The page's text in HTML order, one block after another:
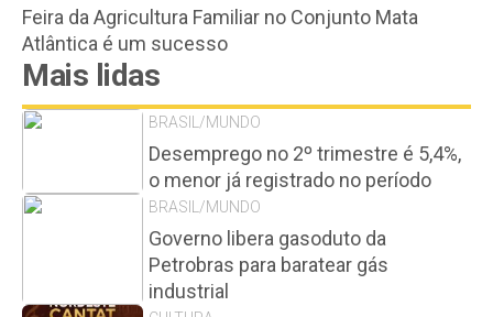
Feira da Agricultura Familiar no Conjunto Mata
Atlântica é um sucesso
Mais lidas
BRASIL/MUNDO
Desemprego no 2º trimestre é 5,4%,
o menor já registrado no período
BRASIL/MUNDO
Governo libera gasoduto da
Petrobras para baratear gás
industrial